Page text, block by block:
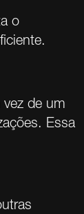
o
de um
Essa